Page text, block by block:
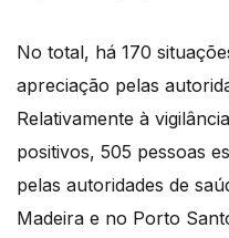
No total, há 170
apreciação pelas
Relativamente à
positivos, 505 pessoas
pelas autoridades de
Madeira e no Porto